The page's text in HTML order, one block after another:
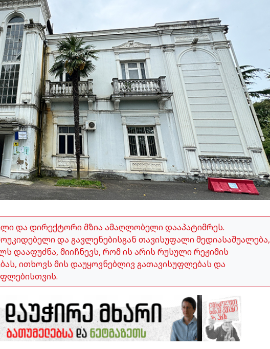
და დირექტორი მზია ამაღლობელი დააპატიმრეს.
და გავლენებისგან თავისუფალი მედიასაშუალება,
დააფუძნა, მიიჩნევს, რომ ის არის რუსული რეჟიმის
ითხოვს მის დაუყოვნებლივ გათავისუფლებას და